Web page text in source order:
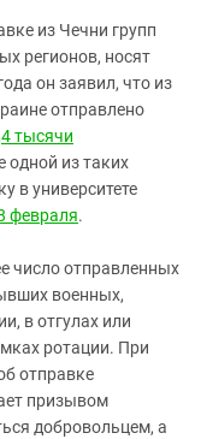
из Чечни групп
регионов, носят
он заявил, что из
отправлено
тысячи
одной из таких
в университете
февраля.
число отправленных
военных,
в отгулах или
ротации. При
отправке
призывом
добровольцем, а